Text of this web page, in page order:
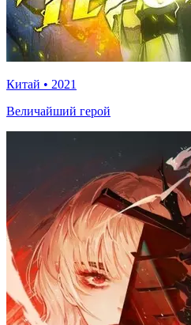
Китай • 2021
Величайший герой